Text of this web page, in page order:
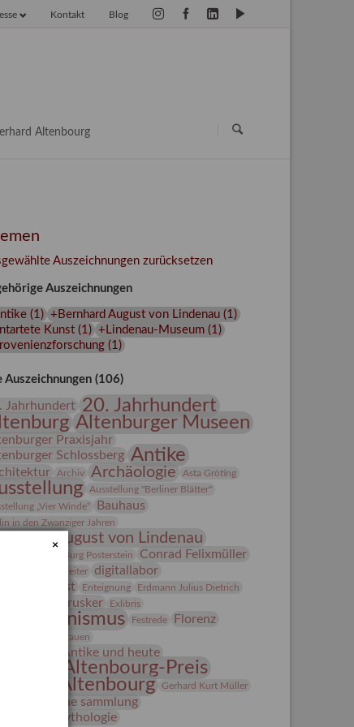
Blog
Kontakt
Altenbourg
Auszeichnungen zurücksetzen
Auszeichnungen
(1 ) +Bernhard August von Lindenau(1 )
Kunst(1 ) +Lindenau-Museum(1 )
(1 )
Auszeichnungen (106)
Jahrhundert 20. Jahrhundert
Altenburger Museen
Praxisjahr
Schlossberg Antike
Archiv Archäologie Asta Gröting
Ausstellung "Berliner Blätter"
„Vier Winde“
Bauhaus
in den Zwanziger Jahren
August von Lindenau
Burg Posterstein Conrad Felixmüller
Der Blaue Reiter
digitallabor
Kunst
Enteignung
Erdmann Julius Dietrich
estrusker Exlibris
Festrede Florenz
frauen
in der Antike und heute
Altenbourg-Preis
Altenbourg
Gerhard Kurt Müller
grafische sammlung
Mythologie
×